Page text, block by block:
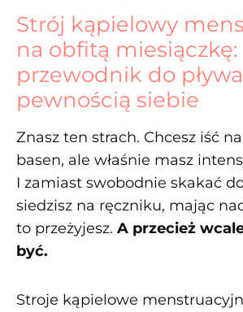
Strój kąpielowy
na obfitą miesiączkę:
przewodnik do
pewnością siebie
Znasz ten strach. Chcesz iść
basen, ale właśnie masz
I zamiast swobodnie skakać
siedzisz na ręczniku, mając
to przeżyjesz. A przecież
być.
Stroje kąpielowe